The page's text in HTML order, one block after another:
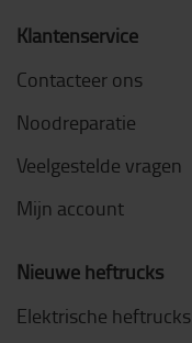
Klantenservice
Contacteer ons
Noodreparatie
Veelgestelde vragen
Mijn account
Nieuwe heftrucks
Elektrische heftrucks